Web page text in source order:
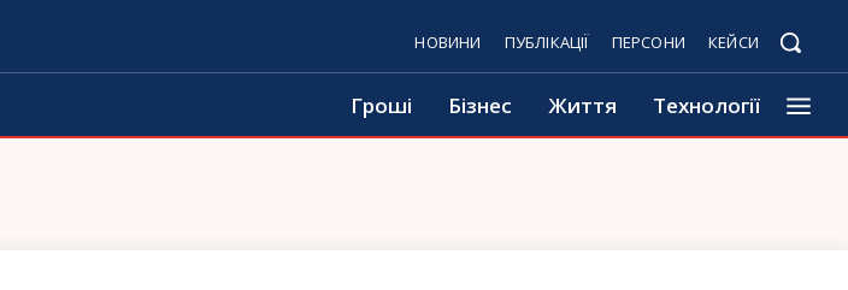
НОВИНИ ПУБЛІКАЦІЇ ПЕРСОНИ КЕЙСИ
Гроші Бізнес Життя Технології